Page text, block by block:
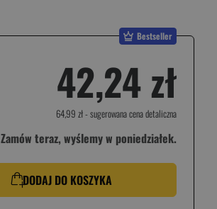
Bestseller
42,24 zł
64,99 zł- sugerowana cena detaliczna
Zamów teraz, wyślemy w poniedziałek.
DODAJ DO KOSZYKA